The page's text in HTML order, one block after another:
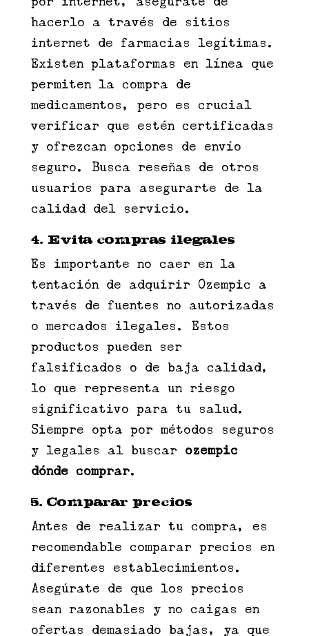
hacerlo a través de sitios
internet de farmacias legítimas.
Existen plataformas en línea que
permiten la compra de
medicamentos, pero es crucial
verificar que estén certificadas
y ofrezcan opciones de envío
seguro. Busca reseñas de otros
usuarios para asegurarte de la
calidad del servicio.
4. Evita compras ilegales
Es importante no caer en la
tentación de adquirir Ozempic a
través de fuentes no autorizadas
o mercados ilegales. Estos
productos pueden ser
falsificados o de baja calidad,
lo que representa un riesgo
significativo para tu salud.
Siempre opta por métodos seguros
y legales al buscar ozempic
dónde comprar.
5. Comparar precios
Antes de realizar tu compra, es
recomendable comparar precios en
diferentes establecimientos.
Asegúrate de que los precios
sean razonables y no caigas en
ofertas demasiado bajas, ya que